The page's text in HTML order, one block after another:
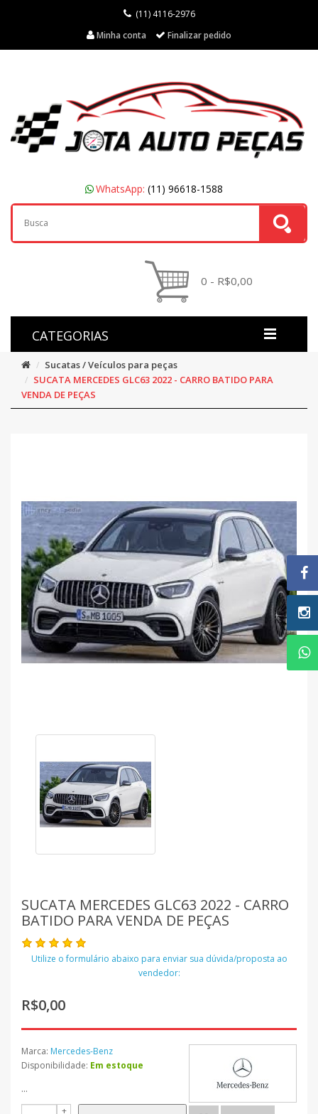
(11) 4116-2976
Minha conta
Finalizar pedido
WhatsApp: (11) 96618-1588
0 - R$0,00
CATEGORIAS
Sucatas / Veículos para peças
SUCATA MERCEDES GLC63 2022 - CARRO BATIDO PARA
VENDA DE PEÇAS
SUCATA MERCEDES GLC63 2022 - CARRO
BATIDO PARA VENDA DE PEÇAS
Utilize o formulário abaixo para enviar sua dúvida/proposta ao
vendedor:
R$0,00
Marca: Mercedes-Benz
Disponibilidade: Em estoque
...